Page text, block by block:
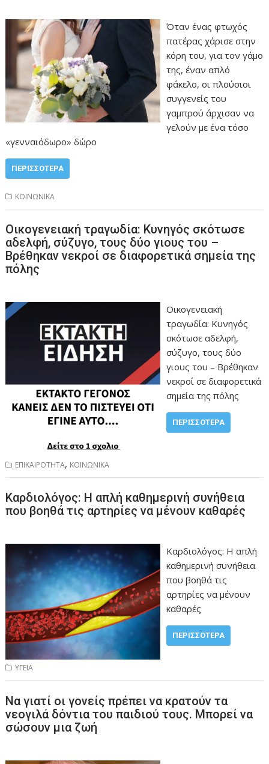
Όταν ένας φτωχός
πατέρας χάρισε στην
κόρη του, για τον γάμο
της, έναν απλό
φάκελο, οι πλούσιοι
συγγενείς του
γαμπρού άρχισαν να
γελούν με ένα τόσο
«γενναιόδωρο» δώρο
ΠΕΡΙΣΣΌΤΕΡΑ
ΚΟΙΝΩΝΙΚΑ
Οικογενειακή τραγωδία: Κυνηγός σκότωσε
αδελφή, σύζυγο, τους δύο γιους του –
Βρέθηκαν νεκροί σε διαφορετικά σημεία της
πόλης
Οικογενειακή
τραγωδία: Κυνηγός
σκότωσε αδελφή,
σύζυγο, τους δύο
γιους του – Βρέθηκαν
νεκροί σε διαφορετικά
σημεία της πόλης
ΠΕΡΙΣΣΌΤΕΡΑ
ΕΠΙΚΑΙΡΟΤΗΤΑ, ΚΟΙΝΩΝΙΚΑ
Καρδιολόγος: Η απλή καθημερινή συνήθεια
που βοηθά τις αρτηρίες να μένουν καθαρές
Καρδιολόγος: Η απλή
καθημερινή συνήθεια
που βοηθά τις
αρτηρίες να μένουν
καθαρές
ΠΕΡΙΣΣΌΤΕΡΑ
ΥΓΕΙΑ
Να γιατί οι γονείς πρέπει να κρατούν τα
νεογιλά δόντια του παιδιού τους. Μπορεί να
σώσουν μια ζωή